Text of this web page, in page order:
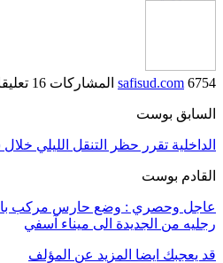
safisud.com 6754 المشاركات 16 تعليقات
السابق بوست
الداخلية تقرر حظر التنقل الليلي
القادم بوست
عاجل وحصري : وضع حارس مركب
رجليه من الجديدة الى ميناء آسفي
قد يعجبك ايضا المزيد عن المؤلف